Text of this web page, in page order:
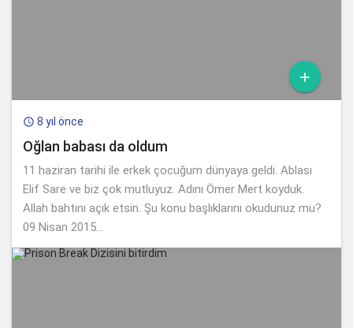

 8 yıl önce
Oğlan babası da oldum
11 haziran tarihi ile erkek çocuğum dünyaya geldi. Ablası
Elif Sare ve biz çok mutluyuz. Adını Ömer Mert koyduk.
Allah bahtını açık etsin. Şu konu başlıklarını okudunuz mu?
09 Nisan 2015...